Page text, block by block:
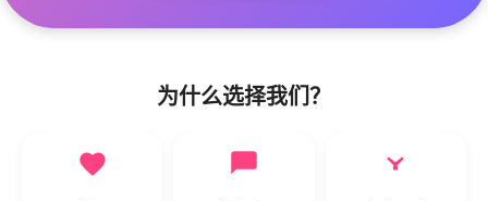
为什么选择我们？